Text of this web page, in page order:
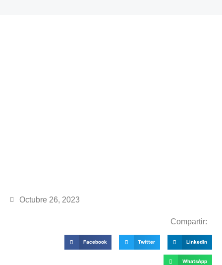
Octubre 26, 2023
Compartir:
Facebook Twitter LinkedIn
WhatsApp